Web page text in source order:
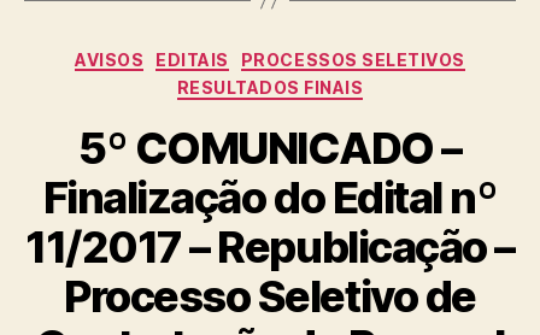
Categorias
AVISOS EDITAIS
PROCESSOS SELETIVOS
RESULTADOS FINAIS
5º COMUNICADO –
Finalização do Edital nº
11/2017 – Republicação –
Processo Seletivo de